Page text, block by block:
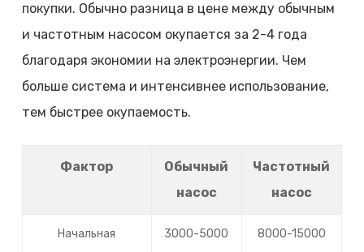
покупки. Обычно разница в цене между обычным
и частотным насосом окупается за 2-4 года
благодаря экономии на электроэнергии. Чем
больше система и интенсивнее использование,
тем быстрее окупаемость.
Фактор
Обычный
насос
Частотный
насос
Начальная
3000-5000
8000-15000